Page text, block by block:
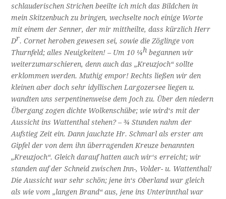
schlauderischen Strichen beeilte ich mich das Bildchen in
mein Skitzenbuch zu bringen, wechselte noch einige Worte
mit einem der Senner, der mir mittheilte, dass kürzlich Herr
Dr. Cornet heroben gewesen sei, sowie die Zöglinge von
Thurnfeld; alles Neuigkeiten! – Um 10 ¼h begannen wir
weiterzumarschieren, denn auch das „Kreuzjoch“ sollte
erklommen werden. Muthig empor! Rechts ließen wir den
kleinen aber doch sehr idyllischen Largozersee liegen u.
wandten uns serpentinenweise dem Joch zu. Über den niedern
Übergang zogen dichte Wolkenschübe; wie wird‘s mit der
Aussicht ins Wattenthal stehen? – ¾ Stunden nahm der
Aufstieg Zeit ein. Dann jauchzte Hr. Schmarl als erster am
Gipfel der von dem ihn überragenden Kreuze benannten
„Kreuzjoch“. Gleich darauf hatten auch wir‘s erreicht; wir
standen auf der Schneid zwischen Inn-, Volder- u. Wattenthal!
Die Aussicht war sehr schön; jene in‘s Oberland war gleich
als wie vom „langen Brand“ aus, jene ins Unterinnthal war